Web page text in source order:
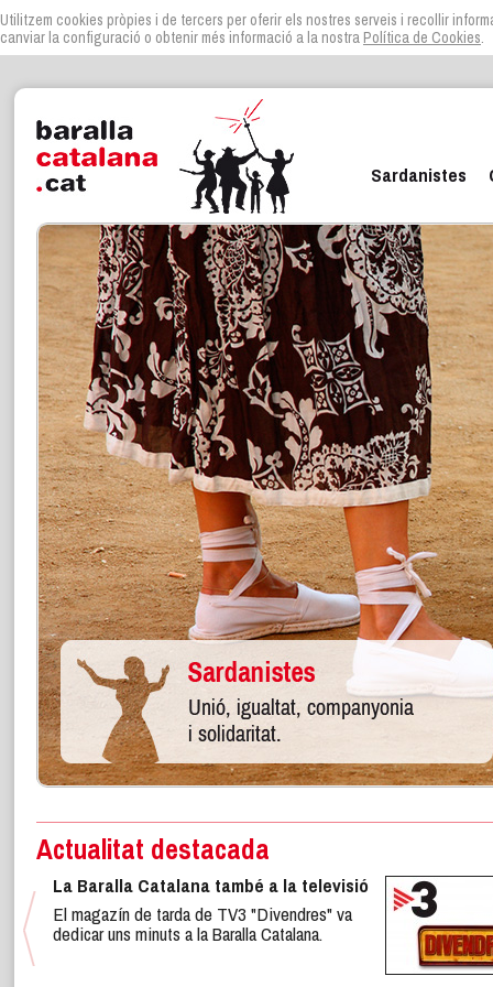
Utilitzem cookies pròpies i de tercers per oferir els nostres serveis i recollir
canviar la configuració o obtenir més informació a la nostra Política de Cookies.
Sardanistes
Actualitat destacada
La Baralla Catalana també a la televisió
El magazín de tarda de TV3 "Divendres" va
dedicar uns minuts a la Baralla Catalana.